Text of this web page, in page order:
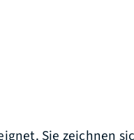
Sie zeichnen